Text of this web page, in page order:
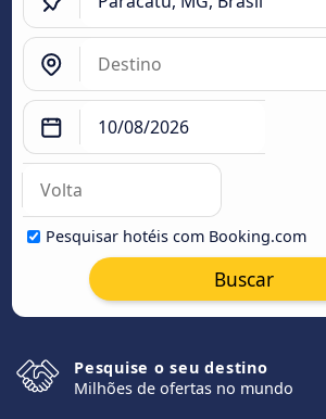
Pesquisar hotéis com Booking.com
Buscar
Pesquise o seu destino
Milhões de ofertas no mundo